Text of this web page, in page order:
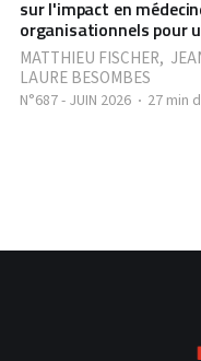
sur l'impact en
organisationnels pour
MATTHIEU FISCHER,
LAURE BESOMBES
N°687 - JUIN 2026 27 min